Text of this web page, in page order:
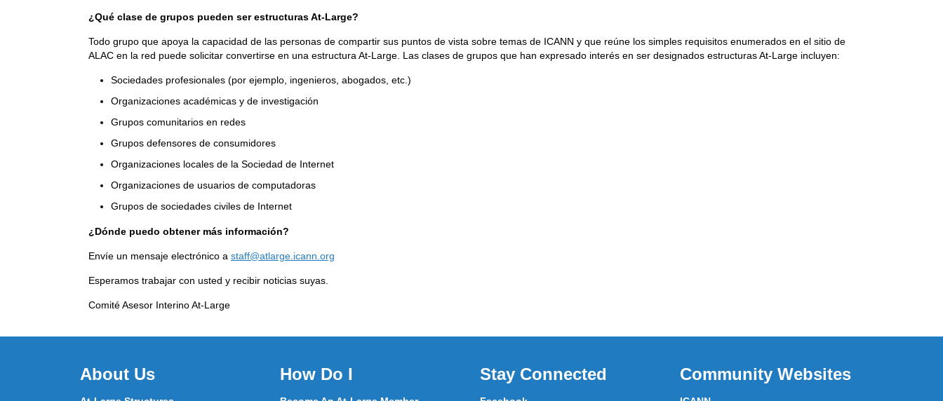
¿Qué clase de grupos pueden ser estructuras At-Large?
Todo grupo que apoya la capacidad de las personas de compartir sus puntos de vista sobre temas de ICANN y que reúne los simples requisitos enumerados en el sitio de
ALAC en la red puede solicitar convertirse en una estructura At-Large. Las clases de grupos que han expresado interés en ser designados estructuras At-Large incluyen:
Sociedades profesionales (por ejemplo, ingenieros, abogados, etc.)
Organizaciones académicas y de investigación
Grupos comunitarios en redes
Grupos defensores de consumidores
Organizaciones locales de la Sociedad de Internet
Organizaciones de usuarios de computadoras
Grupos de sociedades civiles de Internet
¿Dónde puedo obtener más información?
Envíe un mensaje electrónico a staff@atlarge.icann.org
Esperamos trabajar con usted y recibir noticias suyas.
Comité Asesor Interino At-Large
About Us How Do I Stay Connected Community Websites